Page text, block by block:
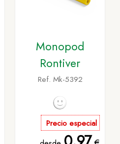
Monopod
Rontiver
Ref. Mk-5392
Precio especial